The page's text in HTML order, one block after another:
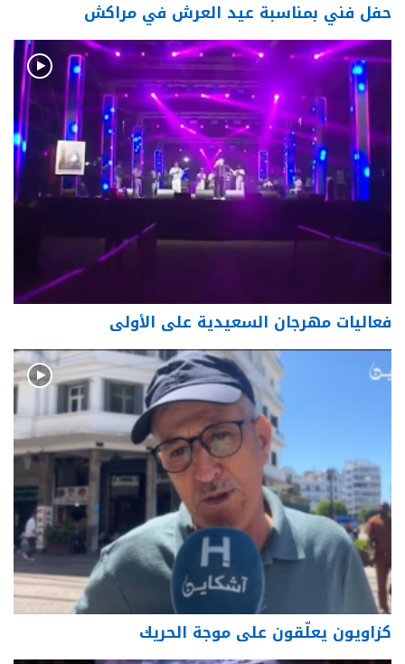
حفل فني بمناسبة عيد العرش في مراكش
فعاليات مهرجان السعيدية على الأولى
كزاويون يعلّقون على موجة الحريك